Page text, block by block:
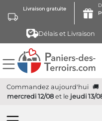
Livraison gratuite
Délais et Livraison
Commandez aujourd'hui
mercredi 12/08et le jeudi 13/